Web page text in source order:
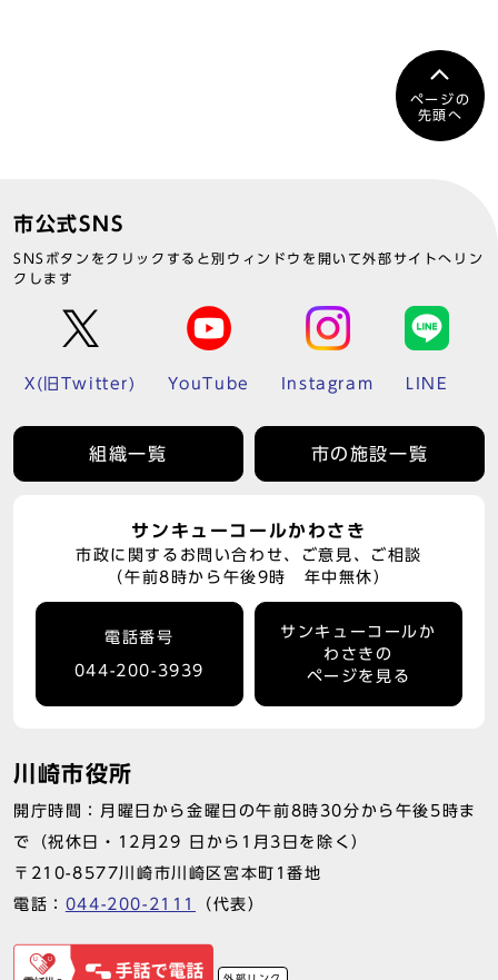
ページの
先頭へ
市公式SNS
SNSボタンをクリックすると別ウィンドウを開いて外部サイトへリン
クします
X(旧Twitter) YouTube Instagram LINE
組織一覧 市の施設一覧
サンキューコールかわさき
市政に関するお問い合わせ、ご意見、ご相談
（午前8時から午後9時 年中無休）
電話番号
044-200-3939
サンキューコールか
わさきの
ページを見る
川崎市役所
開庁時間：月曜日から金曜日の午前8時30分から午後5時ま
で（祝休日・12月29 日から1月3日を除く）
〒210-8577川崎市川崎区宮本町1番地
電話： 044-200-2111 （代表）